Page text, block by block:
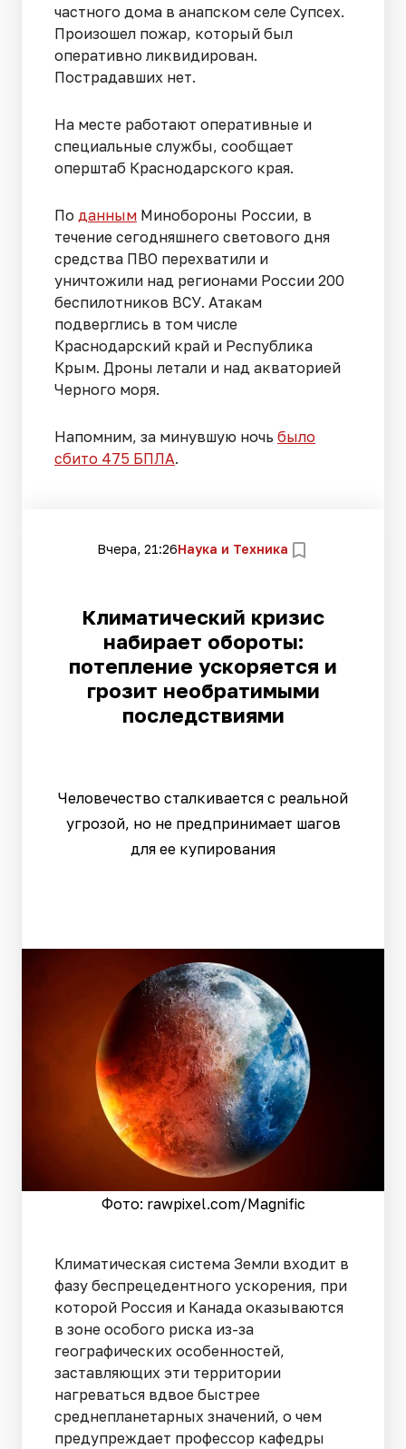
частного дома в анапском селе Супсех.
Произошел пожар, который был
оперативно ликвидирован.
Пострадавших нет.
На месте работают оперативные и
специальные службы, сообщает
оперштаб Краснодарского края.
По данным Минобороны России, в
течение сегодняшнего светового дня
средства ПВО перехватили и
уничтожили над регионами России 200
беспилотников ВСУ. Атакам
подверглись в том числе
Краснодарский край и Республика
Крым. Дроны летали и над акваторией
Черного моря.
Напомним, за минувшую ночь было
сбито 475 БПЛА.
Вчера, 21:26Наука и Техника
Климатический кризис
набирает обороты:
потепление ускоряется и
грозит необратимыми
последствиями
Человечество сталкивается с реальной
угрозой, но не предпринимает шагов
для ее купирования
Фото: rawpixel.сom/Magnific
Климатическая система Земли входит в
фазу беспрецедентного ускорения, при
которой Россия и Канада оказываются
в зоне особого риска из-за
географических особенностей,
заставляющих эти территории
нагреваться вдвое быстрее
среднепланетарных значений, о чем
предупреждает профессор кафедры